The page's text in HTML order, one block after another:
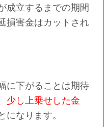
成立するまでの期間
損害金はカットされ
に下がることは期待
少し上乗せした金
になります。